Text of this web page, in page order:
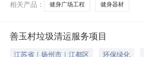
相关产品：
健身广场工程 健身器材
善玉村垃圾清运服务项目
江苏省｜扬州市｜江都区 环保绿化